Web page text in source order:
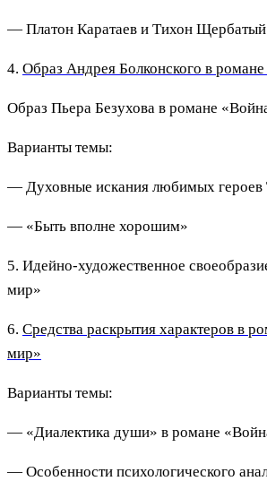
— Платон Каратаев и Тихон Щербатый
4. Образ Андрея Болконского в
Образ Пьера Безухова в романе
Варианты темы:
— Духовные искания любимых героев
— «Быть вполне хорошим»
5. Идейно-художественное
мир»
6. Средства раскрытия характеров в
мир»
Варианты темы:
— «Диалектика души» в романе
— Особенности психологического